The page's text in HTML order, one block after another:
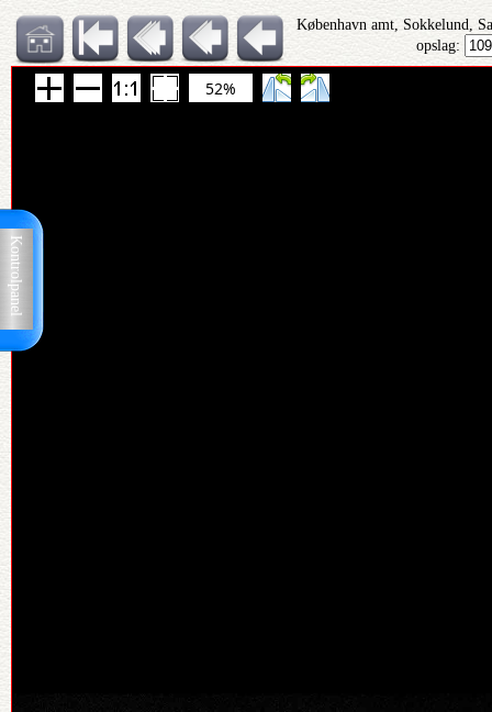
Kontrolpanel
København amt, Sokkelund,
opslag:
52%